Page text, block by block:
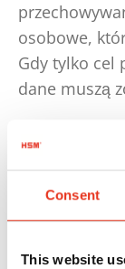
Consent
This website
osobowe,
Gdy tylko cel
dane muszą